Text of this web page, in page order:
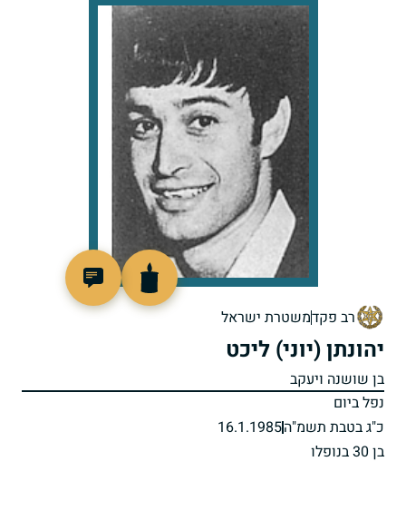
רב פקדמשטרת ישראל
יהונתן (יוני) ליכט
בן שושנה ויעקב
נפל ביום
כ"ג בטבת תשמ"ה16.1.1985
בן 30 בנופלו